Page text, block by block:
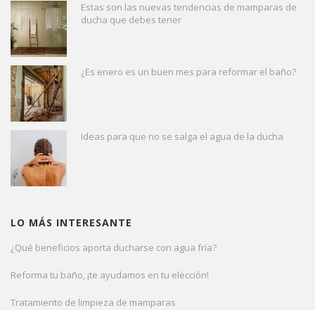
Estas son las nuevas tendencias de mamparas de
ducha que debes tener
¿Es enero es un buen mes para reformar el baño?
Ideas para que no se salga el agua de la ducha
LO MÁS INTERESANTE
¿Qué beneficios aporta ducharse con agua fría?
Reforma tu baño, ¡te ayudamos en tu elección!
Tratamiento de limpieza de mamparas